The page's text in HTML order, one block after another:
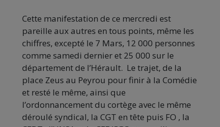
Cette manifestation de ce mercredi est
pareille aux autres en tous points, même les
chiffres, excepté le 7 Mars, 12 000 personnes
comme samedi dernier et 25 000 sur le
département de l’Hérault. Le trajet, de la
place Zeus au Peyrou pour finir à la Comédie
et resté le même, ainsi que
l’ordonnancement du cortège avec le même
déroulé syndical, la CGT en tête puis FO , la